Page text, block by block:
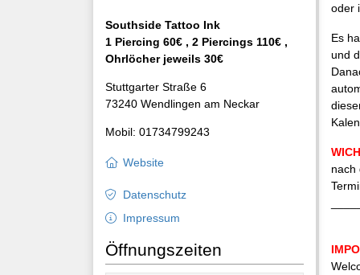
oder
Es
und
nach
Southside Tattoo Ink
1 Piercing 60€ , 2 Piercings 110€ ,
Ohrlöcher jeweils 30€
Stuttgarter Straße 6
73240 Wendlingen am Neckar
Mobil: 01734799243
Website
Datenschutz
Impressum
Öffnungszeiten